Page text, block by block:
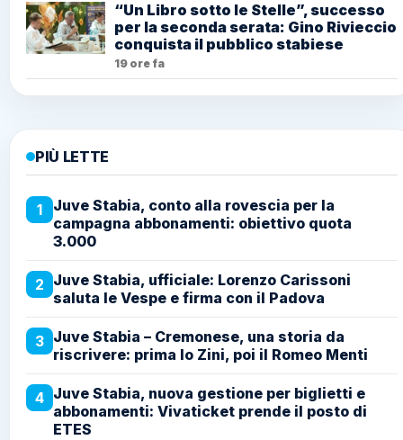
“Un Libro sotto le Stelle”, successo
per la seconda serata: Gino Rivieccio
conquista il pubblico stabiese
19 ore fa
PIÙ LETTE
1
Juve Stabia, conto alla rovescia per la
campagna abbonamenti: obiettivo quota
3.000
2 Juve Stabia, ufficiale: Lorenzo Carissoni
saluta le Vespe e firma con il Padova
3 Juve Stabia – Cremonese, una storia da
riscrivere: prima lo Zini, poi il Romeo Menti
4 Juve Stabia, nuova gestione per biglietti e
abbonamenti: Vivaticket prende il posto di
ETES